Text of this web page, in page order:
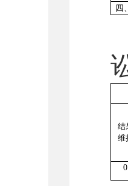
四
结
维
0